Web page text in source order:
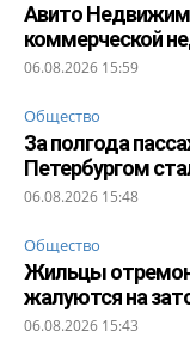
Авито
коммерческой
06.08.2026 15:59
Общество
За полгода
Петербургом
06.08.2026 15:48
Общество
Жильцы
жалуются на
06.08.2026 15:43